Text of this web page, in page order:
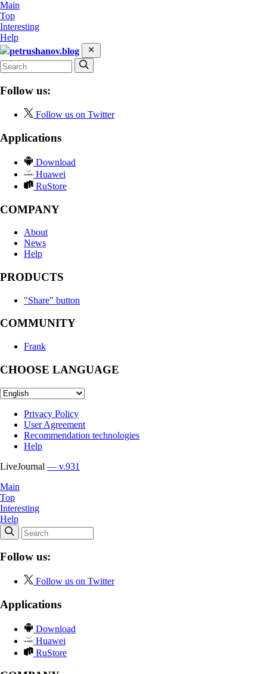
Main
Top
Interesting
Help
petrushanov.blog
Follow us:
Follow us on Twitter
Applications
Download
Huawei
RuStore
COMPANY
About
News
Help
PRODUCTS
"Share" button
COMMUNITY
Frank
CHOOSE LANGUAGE
Privacy Policy
User Agreement
Recommendation technologies
Help
LiveJournal — v.931
Main
Top
Interesting
Help
Follow us:
Follow us on Twitter
Applications
Download
Huawei
RuStore